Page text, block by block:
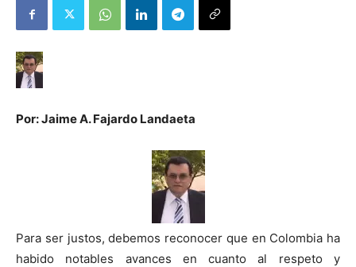
Por: Jaime A. Fajardo Landaeta
Para ser justos, debemos reconocer que en Colombia ha
habido notables avances en cuanto al respeto y